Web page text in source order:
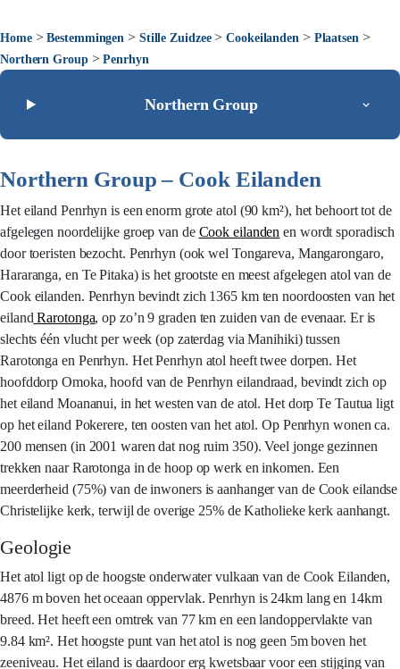
Home>Bestemmingen > Stille Zuidzee>Cookeilanden > Plaatsen >
Northern Group>Penrhyn
Northern Group
Northern Group – Cook Eilanden
Het eiland Penrhyn is een enorm grote atol (90 km²), het behoort tot de
afgelegen noordelijke groep van de Cook eilanden en wordt sporadisch
door toeristen bezocht. Penrhyn (ook wel Tongareva, Mangarongaro,
Hararanga, en Te Pitaka) is het grootste en meest afgelegen atol van de
Cook eilanden. Penrhyn bevindt zich 1365 km ten noordoosten van het
eiland Rarotonga, op zo’n 9 graden ten zuiden van de evenaar. Er is
slechts één vlucht per week (op zaterdag via Manihiki) tussen
Rarotonga en Penrhyn. Het Penrhyn atol heeft twee dorpen. Het
hoofddorp Omoka, hoofd van de Penrhyn eilandraad, bevindt zich op
het eiland Moananui, in het westen van de atol. Het dorp Te Tautua ligt
op het eiland Pokerere, ten oosten van het atol. Op Penrhyn wonen ca.
200 mensen (in 2001 waren dat nog ruim 350). Veel jonge gezinnen
trekken naar Rarotonga in de hoop op werk en inkomen. Een
meerderheid (75%) van de inwoners is aanhanger van de Cook eilandse
Christelijke kerk, terwijl de overige 25% de Katholieke kerk aanhangt.
Geologie
Het atol ligt op de hoogste onderwater vulkaan van de Cook Eilanden,
4876 m boven het oceaan oppervlak. Penrhyn is 24km lang en 14km
breed. Het heeft een omtrek van 77 km en een landoppervlakte van
9.84 km². Het hoogste punt van het atol is nog geen 5m boven het
zeeniveau. Het eiland is daardoor erg kwetsbaar voor een stijging van